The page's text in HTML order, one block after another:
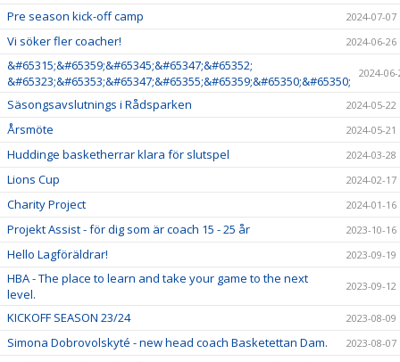
Pre season kick-off camp 2024-07-07
Vi söker fler coacher! 2024-06-26
&#65315;&#65359;&#65345;&#65347;&#65352;
&#65323;&#65353;&#65347;&#65355;&#65359;&#65350;&#65350;
2024-
Säsongsavslutnings i Rådsparken 2024-05-22
Årsmöte 2024-05-21
Huddinge basketherrar klara för slutspel 2024-03-28
Lions Cup 2024-02-17
Charity Project 2024-01-16
Projekt Assist - för dig som är coach 15 - 25 år 2023-10-16
Hello Lagföräldrar! 2023-09-19
HBA - The place to learn and take your game to the next
level.
2023-09-12
KICKOFF SEASON 23/24 2023-08-09
Simona Dobrovolskyté - new head coach Basketettan Dam. 2023-08-07